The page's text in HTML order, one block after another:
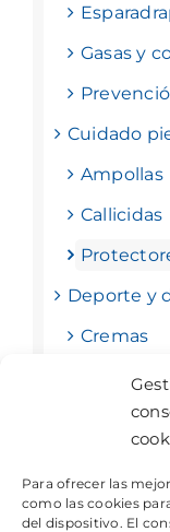
Para ofrecer las
como las cookies
del dispositivo. El
Gasas y
Cuidado
Ampollas
Callicidas
Deporte y
Cremas
Tape
Tiras